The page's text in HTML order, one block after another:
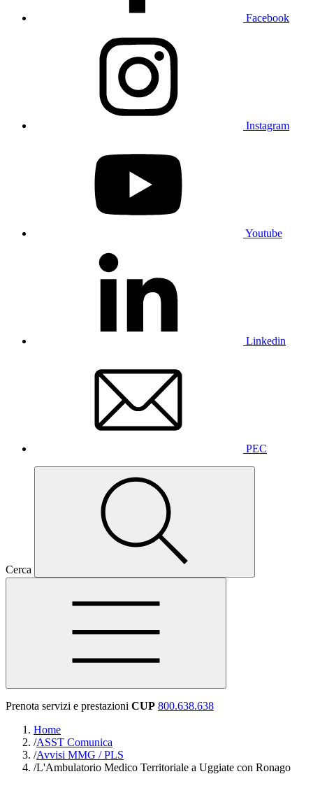
Facebook
Instagram
Youtube
Linkedin
PEC
Cerca
Prenota servizi e prestazioni CUP 800.638.638
Home
/ASST Comunica
/Avvisi MMG / PLS
/L'Ambulatorio Medico Territoriale a Uggiate con Ronago